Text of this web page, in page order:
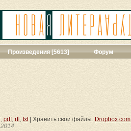
Произведения [5613]
Сценарии
[16]
Форум
, pdf, rtf, txt| Хранить свои файлы: Dropbox.com